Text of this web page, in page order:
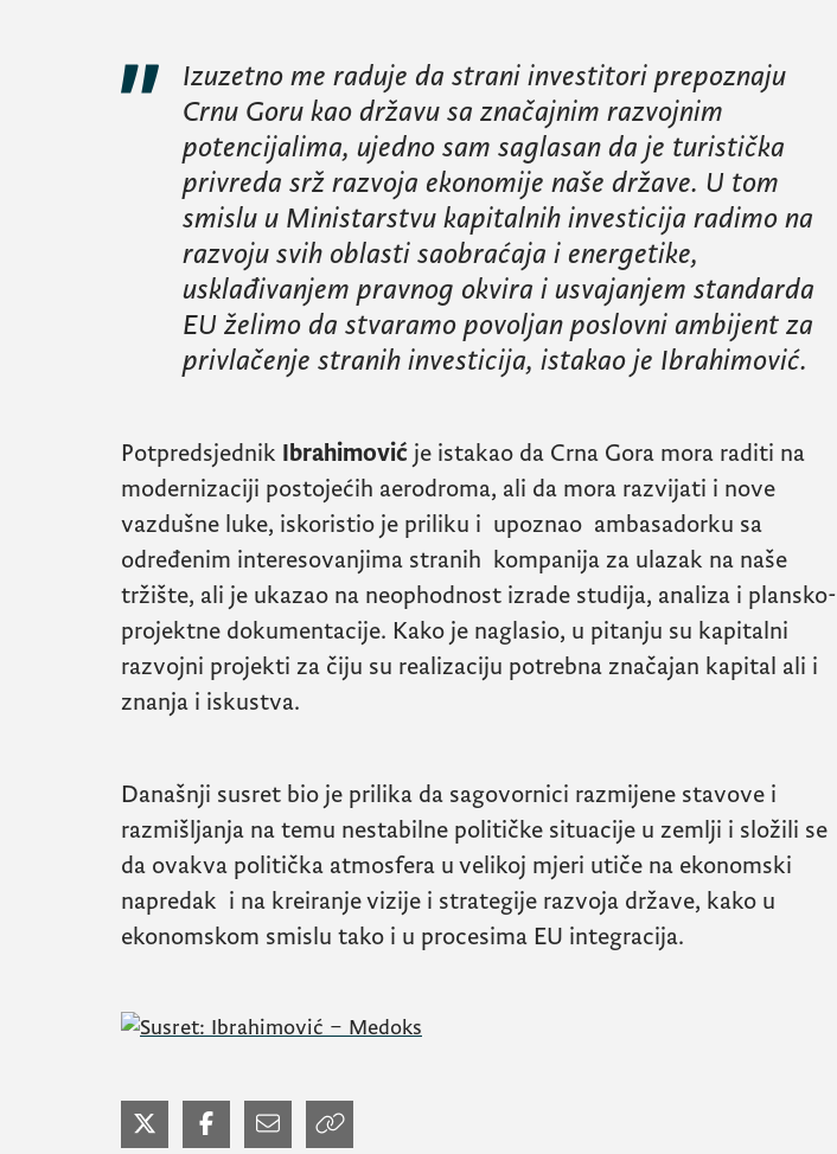
Izuzetno me raduje da strani investitori prepoznaju
Crnu Goru kao državu sa značajnim razvojnim
potencijalima, ujedno sam saglasan da je turistička
privreda srž razvoja ekonomije naše države. U tom
smislu u Ministarstvu kapitalnih investicija radimo na
razvoju svih oblasti saobraćaja i energetike,
usklađivanjem pravnog okvira i usvajanjem standarda
EU želimo da stvaramo povoljan poslovni ambijent za
privlačenje stranih investicija, istakao je Ibrahimović.
Potpredsjednik Ibrahimović je istakao da Crna Gora mora raditi na
modernizaciji postojećih aerodroma, ali da mora razvijati i nove
vazdušne luke, iskoristio je priliku i upoznao ambasadorku sa
određenim interesovanjima stranih kompanija za ulazak na naše
tržište, ali je ukazao na neophodnost izrade studija, analiza i plansko-
projektne dokumentacije. Kako je naglasio, u pitanju su kapitalni
razvojni projekti za čiju su realizaciju potrebna značajan kapital ali i
znanja i iskustva.
Današnji susret bio je prilika da sagovornici razmijene stavove i
razmišljanja na temu nestabilne političke situacije u zemlji i složili se
da ovakva politička atmosfera u velikoj mjeri utiče na ekonomski
napredak i na kreiranje vizije i strategije razvoja države, kako u
ekonomskom smislu tako i u procesima EU integracija.